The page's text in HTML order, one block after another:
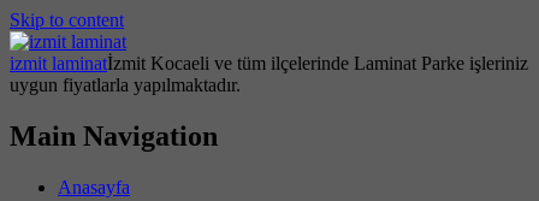
Skip to content
izmit laminatİzmit Kocaeli ve tüm ilçelerinde Laminat Parke işleriniz
uygun fiyatlarla yapılmaktadır.
Main Navigation
Anasayfa